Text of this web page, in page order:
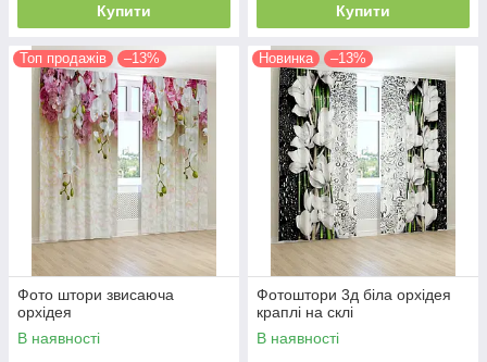
Купити Купити
Топ продажів –13%
Фото штори звисаюча
орхідея
В наявності
Новинка –13%
Фотоштори 3д біла орхідея
краплі на склі
В наявності